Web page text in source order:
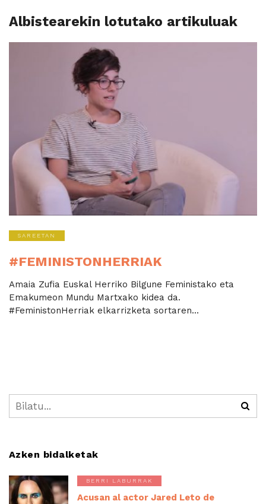
Albistearekin lotutako artikuluak
SAREETAN
#FEMINISTONHERRIAK
Amaia Zufia Euskal Herriko Bilgune Feministako eta
Emakumeon Mundu Martxako kidea da.
#FeministonHerriak elkarrizketa sortaren...
Azken bidalketak
BERRI LABURRAK
Acusan al actor Jared Leto de